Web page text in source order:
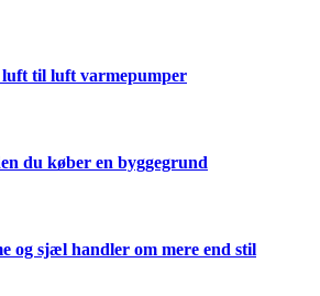
luft til luft varmepumper
du køber en byggegrund
og sjæl handler om mere end stil